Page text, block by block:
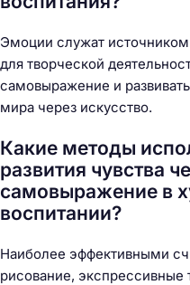
Эмоции служат
для творческой
самовыражение и
мира через искусство.
Какие методы
развития чувства
самовыражение в
воспитании?
Наиболее эффективными
рисование, экспрессивные